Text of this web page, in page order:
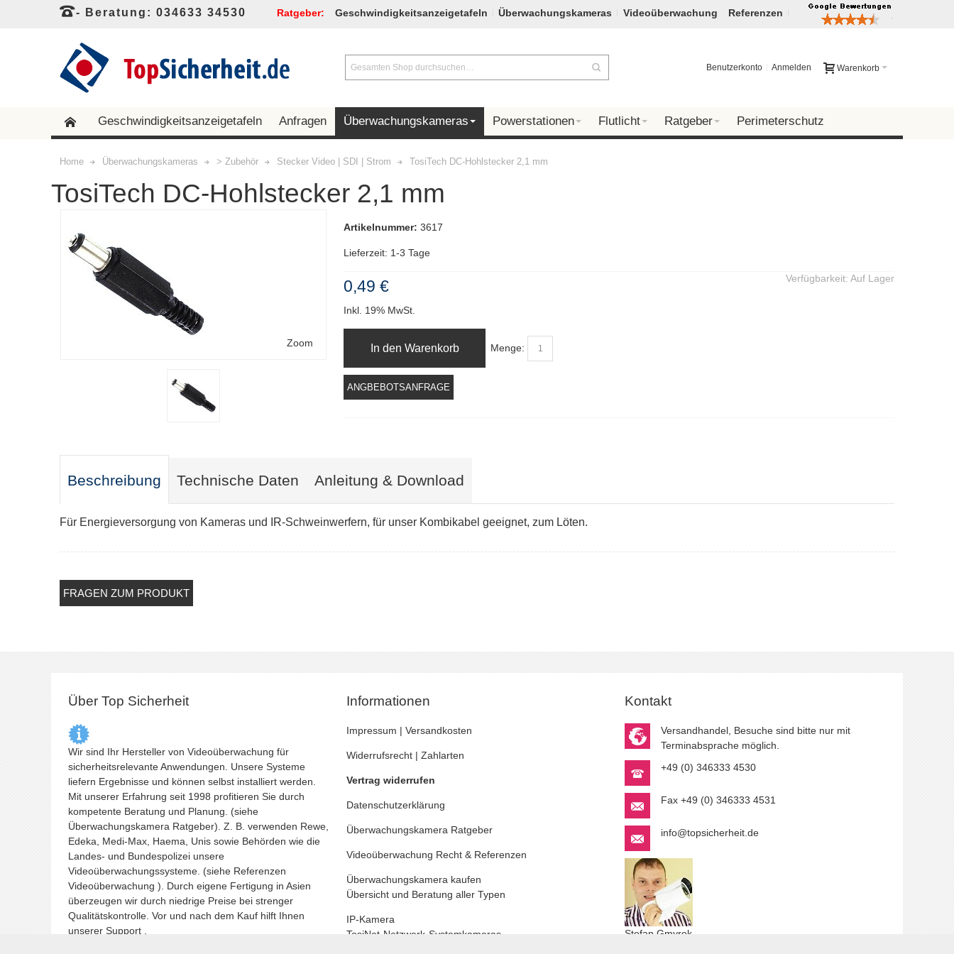
- Beratung: 034633 34530 Ratgeber: Geschwindigkeitsanzeigetafeln Überwachungskameras Videoüberwachung Referenzen
Warenkorb
Benutzerkonto Anmelden
Geschwindigkeitsanzeigetafeln Anfragen Überwachungskameras Powerstationen Flutlicht Ratgeber Perimeterschutz
Home Überwachungskameras > Zubehör Stecker Video | SDI | Strom TosiTech DC-Hohlstecker 2,1 mm
TosiTech DC-Hohlstecker 2,1 mm
Zoom
Artikelnummer: 3617
Lieferzeit: 1-3 Tage
Verfügbarkeit: Auf Lager
0,49 €
Inkl. 19% MwSt.
Menge:
In den Warenkorb
ANGBEBOTSANFRAGE
Beschreibung Technische Daten Anleitung & Download
Für Energieversorgung von Kameras und IR-Schweinwerfern, für unser Kombikabel geeignet, zum Löten.
FRAGEN ZUM PRODUKT
Über Top Sicherheit
Wir sind Ihr Hersteller von Videoüberwachung für
sicherheitsrelevante Anwendungen. Unsere Systeme
liefern Ergebnisse und können selbst installiert werden.
Mit unserer Erfahrung seit 1998 profitieren Sie durch
kompetente Beratung und Planung. (siehe
Überwachungskamera Ratgeber). Z. B. verwenden Rewe,
Edeka, Medi-Max, Haema, Unis sowie Behörden wie die
Landes- und Bundespolizei unsere
Videoüberwachungssysteme. (siehe Referenzen
Videoüberwachung ). Durch eigene Fertigung in Asien
überzeugen wir durch niedrige Preise bei strenger
Qualitätskontrolle. Vor und nach dem Kauf hilft Ihnen
unserer Support .
Informationen
Impressum | Versandkosten
Widerrufsrecht| Zahlarten
Vertrag widerrufen
Datenschutzerklärung
Überwachungskamera Ratgeber
Videoüberwachung Recht & Referenzen
Überwachungskamera kaufen
Übersicht und Beratung aller Typen
IP-Kamera
TosiNet-Netzwerk-Systemkameras
Kontakt
Versandhandel, Besuche sind bitte nur mit
Terminabsprache möglich.
+49 (0) 346333 4530
Fax +49 (0) 346333 4531
info@topsicherheit.de
Stefan Gmyrek